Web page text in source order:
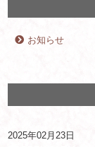
お知らせ
2025年02月23日